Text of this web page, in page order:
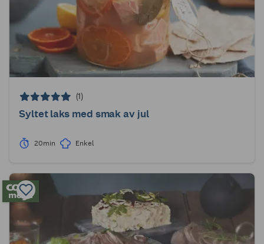
(1)
Syltet laks med smak av jul
20min Enkel